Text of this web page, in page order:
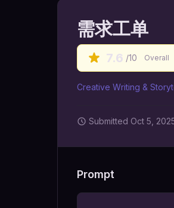
需求工单
7.6 /10 Overall
Creative Writing &
Submitted Oct 5,
Prompt